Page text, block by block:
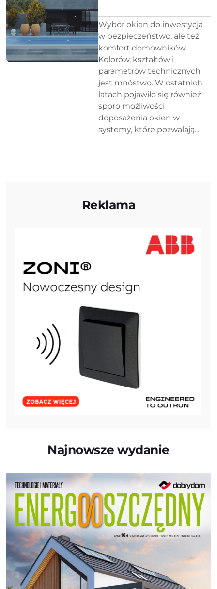
Wybór okien do inwestycja
w bezpieczeństwo, ale też
komfort domowników.
Kolorów, kształtów i
parametrów technicznych
jest mnóstwo. W ostatnich
latach pojawiło się również
sporo możliwości
doposażenia okien w
systemy, które pozwalają...
Reklama
Najnowsze wydanie